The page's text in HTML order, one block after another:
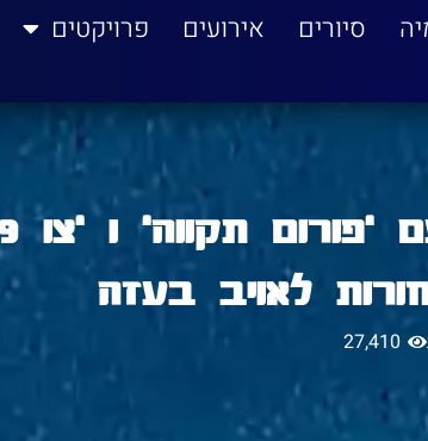
סיורים אירועים פרויקטים
לאויב בעזה
27,410